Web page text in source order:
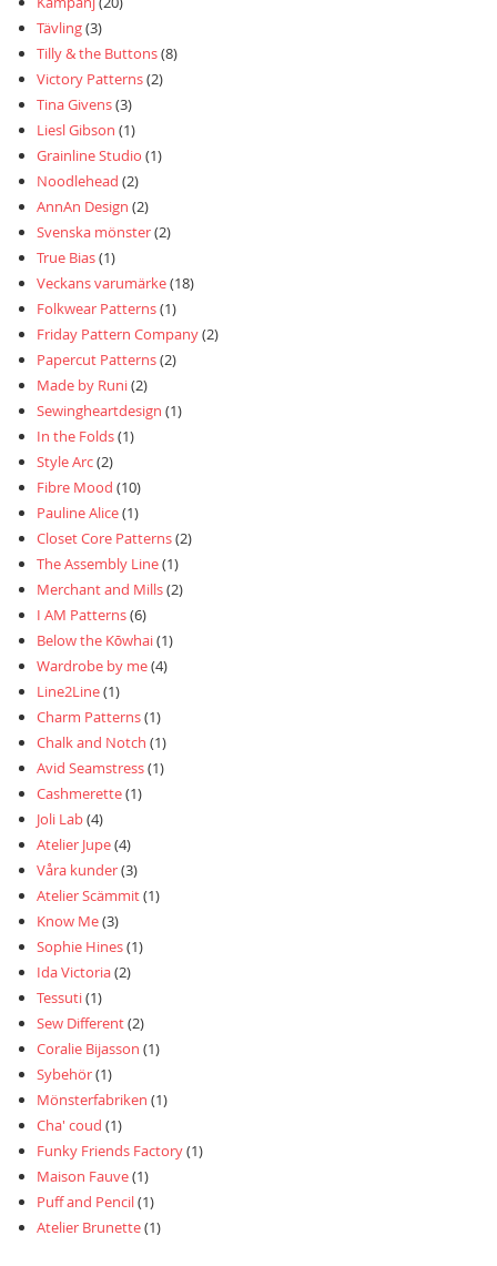
Tävling(3)
Tilly & the Buttons(8)
Victory Patterns(2)
Tina Givens(3)
Liesl Gibson (1)
Grainline Studio (1)
Noodlehead (2)
AnnAn Design (2)
Svenska mönster(2)
True Bias(1)
Veckans varumärke(18)
Folkwear Patterns(1)
Friday Pattern Company(2)
Papercut Patterns(2)
Made by Runi(2)
Sewingheartdesign (1)
In the Folds(1)
Style Arc(2)
Fibre Mood (10)
Pauline Alice(1)
Closet Core Patterns(2)
The Assembly Line(1)
Merchant and Mills(2)
I AM Patterns(6)
Below the Kōwhai(1)
Wardrobe by me(4)
Line2Line(1)
Charm Patterns(1)
Chalk and Notch (1)
Avid Seamstress(1)
Cashmerette(1)
Joli Lab(4)
Atelier Jupe(4)
Våra kunder(3)
Atelier Scämmit(1)
Know Me(3)
Sophie Hines(1)
Ida Victoria(2)
Tessuti(1)
Sew Different(2)
Coralie Bijasson (1)
Sybehör(1)
Mönsterfabriken (1)
Cha' coud (1)
Funky Friends Factory(1)
Maison Fauve(1)
Puff and Pencil(1)
Atelier Brunette(1)